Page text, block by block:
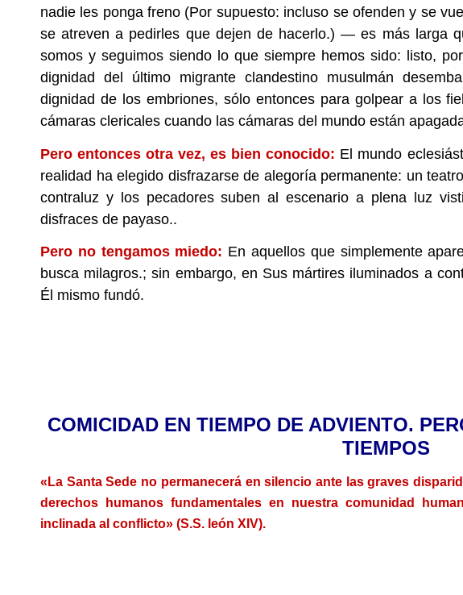
nadie les ponga freno (Por supuesto: incluso se ofenden y se
se atreven a pedirles que dejen de hacerlo.) — es más larga
somos y seguimos siendo lo que siempre hemos sido: listo,
dignidad del último migrante clandestino musulmán
dignidad de los embriones, sólo entonces para golpear a los
cámaras clericales cuando las cámaras del mundo están
Pero entonces otra vez, es bien conocido: El mundo
realidad ha elegido disfrazarse de alegoría permanente: un
contraluz y los pecadores suben al escenario a plena luz
disfraces de payaso..
Pero no tengamos miedo: En aquellos que simplemente
busca milagros.; sin embargo, en Sus mártires iluminados a
Él mismo fundó.
COMICIDAD EN TIEMPO DE ADVIENTO.
TIEMPOS
«La Santa Sede no permanecerá en silencio ante las graves
derechos humanos fundamentales en nuestra comunidad
inclinada al conflicto» (S.S. león XIV).